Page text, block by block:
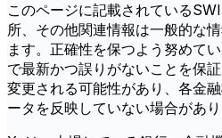
このページに記載されている
所、その他関連情報は一般的な
ます。正確性を保つよう努めて
で最新かつ誤りがないことを保
変更される可能性があり、各金
ータを反映していない場合があり